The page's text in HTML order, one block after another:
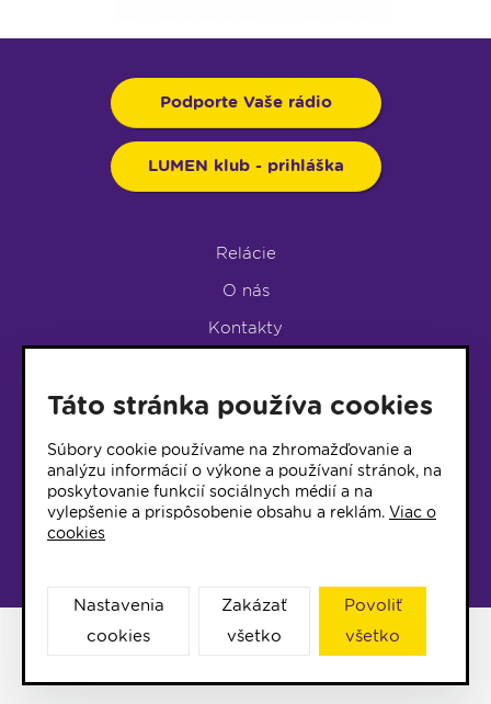
Podporte Vaše rádio
LUMEN klub - prihláška
Relácie
O nás
Kontakty
LUMEN KLUB
LUMEN KLUB PRIHLÁŠKA
© 2017 Rádio Lumen, Všetky práva vyhradené
Facebook
Táto stránka používa cookies
Súbory cookie používame na zhromažďovanie a
analýzu informácií o výkone a používaní stránok, na
poskytovanie funkcií sociálnych médií a na
vylepšenie a prispôsobenie obsahu a reklám. Viac o
cookies
Nastavenia
cookies
Zakázať
všetko
Povoliť
všetko